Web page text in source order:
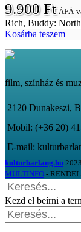
9.900Ft ÁFÁ-
Rich, Buddy: North
Kosárba teszem
film, színház és
2120 Dunakeszi,
Mobil: (+36 20)
E-mail:
kulturbarlang.hu
MULTINFO -
Kezd el beírni a